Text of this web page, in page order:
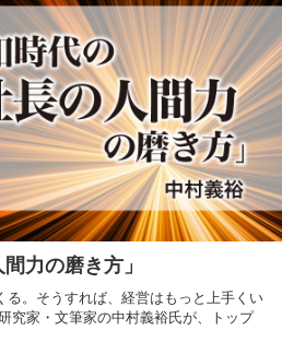
力の磨き方」
る。そうすれば、経営はもっと上手くい
究家・文筆家の中村義裕氏が、トップ